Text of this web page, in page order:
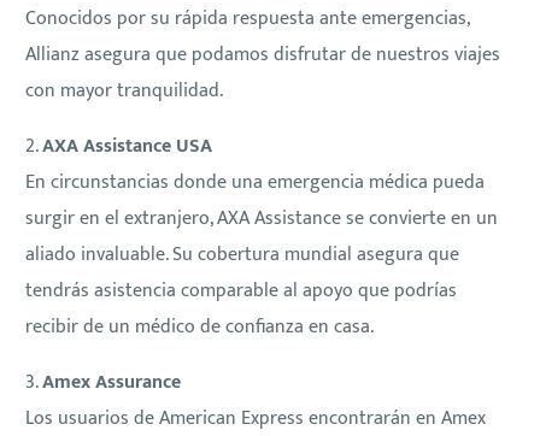
Conocidos por su rápida respuesta ante emergencias,
Allianz asegura que podamos disfrutar de nuestros viajes
con mayor tranquilidad.
2.AXA Assistance USA
En circunstancias donde una emergencia médica pueda
surgir en el extranjero, AXA Assistance se convierte en un
aliado invaluable. Su cobertura mundial asegura que
tendrás asistencia comparable al apoyo que podrías
recibir de un médico de confianza en casa.
3.Amex Assurance
Los usuarios de American Express encontrarán en Amex